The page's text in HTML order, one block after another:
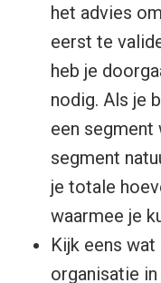
het advies
eerst te
heb je
nodig. Als je
een
segment
je totale
waarmee je
Kijk eens
organisatie